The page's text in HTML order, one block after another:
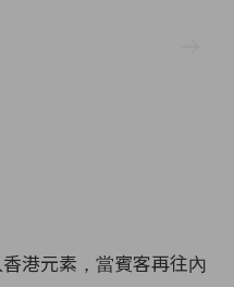
港元素，當賓客再往內